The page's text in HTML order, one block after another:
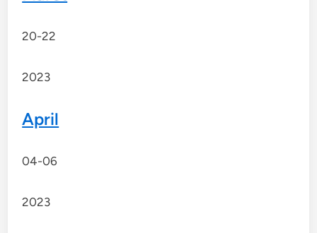
20-22
2023
April
04-06
2023